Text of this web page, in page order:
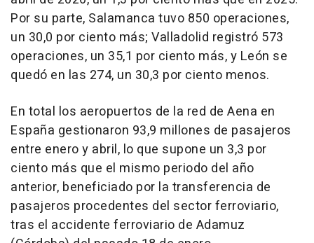
Por su parte, Salamanca tuvo 850 operaciones,
un 30,0 por ciento más; Valladolid registró 573
operaciones, un 35,1 por ciento más, y León se
quedó en las 274, un 30,3 por ciento menos.
En total los aeropuertos de la red de Aena en
España gestionaron 93,9 millones de pasajeros
entre enero y abril, lo que supone un 3,3 por
ciento más que el mismo periodo del año
anterior, beneficiado por la transferencia de
pasajeros procedentes del sector ferroviario,
tras el accidente ferroviario de Adamuz